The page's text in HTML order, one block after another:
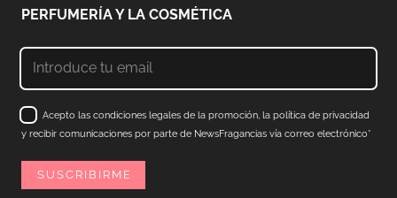
PERFUMERÍA Y LA COSMÉTICA
Acepto las condiciones legales de la promoción, la política de privacidad
y recibir comunicaciones por parte de NewsFragancias vía correo electrónico*